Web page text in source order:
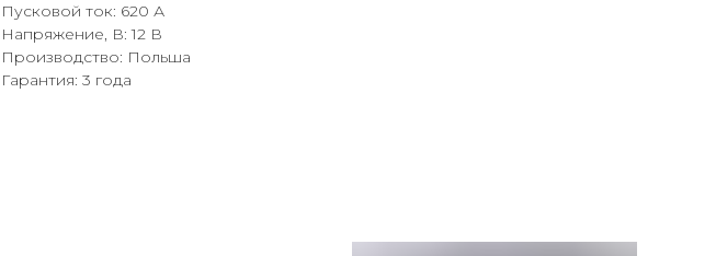
Пусковой ток: 620 А
Напряжение, В: 12 В
Производство: Польша
Гарантия: 3 года